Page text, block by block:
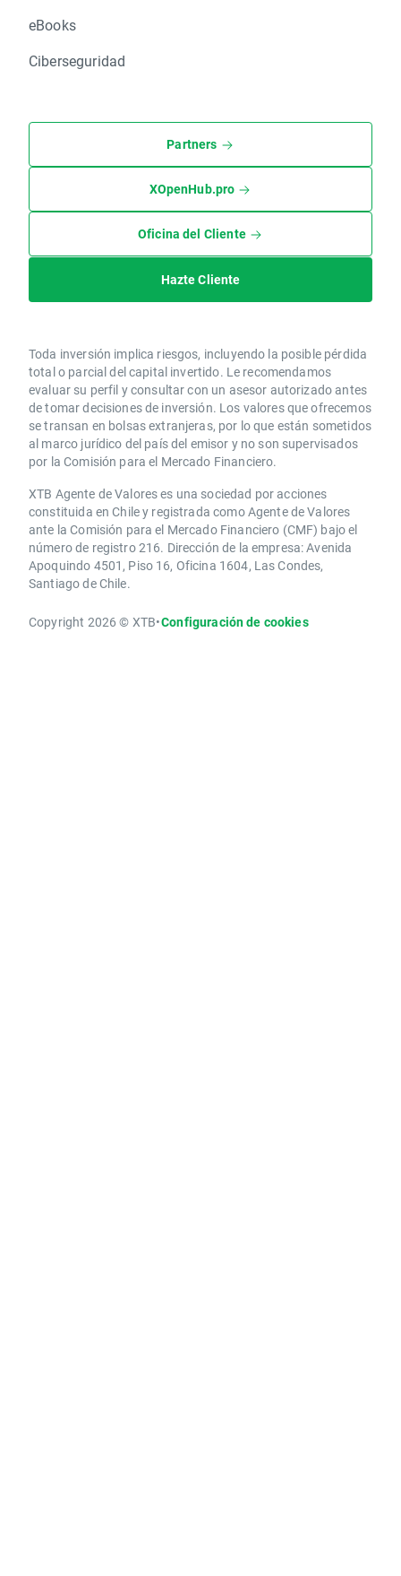
eBooks
Ciberseguridad
Partners
XOpenHub.pro
Oficina del Cliente
Hazte Cliente
Toda inversión implica riesgos, incluyendo la posible pérdida
total o parcial del capital invertido. Le recomendamos
evaluar su perfil y consultar con un asesor autorizado antes
de tomar decisiones de inversión. Los valores que ofrecemos
se transan en bolsas extranjeras, por lo que están sometidos
al marco jurídico del país del emisor y no son supervisados
por la Comisión para el Mercado Financiero.
XTB Agente de Valores es una sociedad por acciones
constituida en Chile y registrada como Agente de Valores
ante la Comisión para el Mercado Financiero (CMF) bajo el
número de registro 216. Dirección de la empresa: Avenida
Apoquindo 4501, Piso 16, Oficina 1604, Las Condes,
Santiago de Chile.
Copyright 2026 © XTB•Configuración de cookies